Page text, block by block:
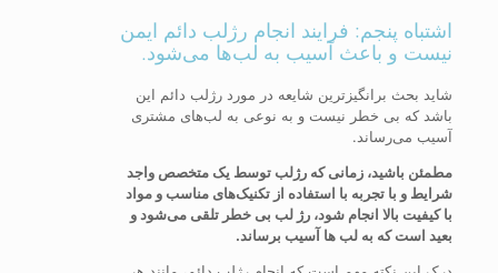
اشتباه پنجم: فرایند انجام رژلب دائم ایمن
نیست و باعث آسیب به لب‌ها می‌شود.
شاید بحث برانگیزترین شایعه در مورد رژلب دائم این
باشد که بی خطر نیست و به نوعی به لب‌های مشتری
آسیب می‌رساند.
مطمئن باشید، زمانی که رژلب توسط یک متخصص واجد
شرایط و با تجربه با استفاده از تکنیک‌های مناسب و مواد
با کیفیت بالا انجام شود، رژ لب بی خطر تلقی می‌شود و
بعید است که به لب ها آسیب برساند.